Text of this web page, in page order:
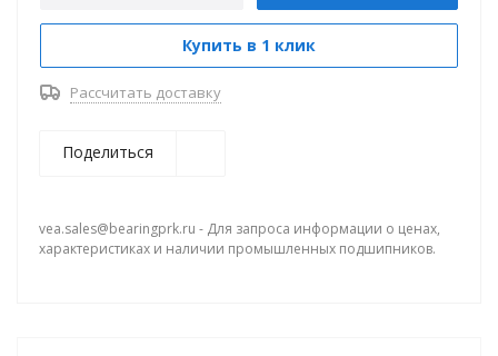
Купить в 1 клик
Рассчитать доставку
Поделиться
vea.sales@bearingprk.ru - Для запроса информации о ценах,
характеристиках и наличии промышленных подшипников.